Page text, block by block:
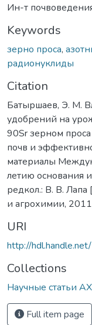
Ин-т
Keywords
зерно проса,
радионуклиды
Citation
Батыршаев, Э. М.
удобрений на
90Sr зерном
почв и
материалы
летию основания
редкол.: В. В.
и агрохимии,
URI
http://
Collections
Научные статьи АХ
Full item page